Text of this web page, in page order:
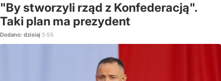
"By stworzyli rząd z Konfederacją".
Taki plan ma prezydent
Dodano: dzisiaj 5:55